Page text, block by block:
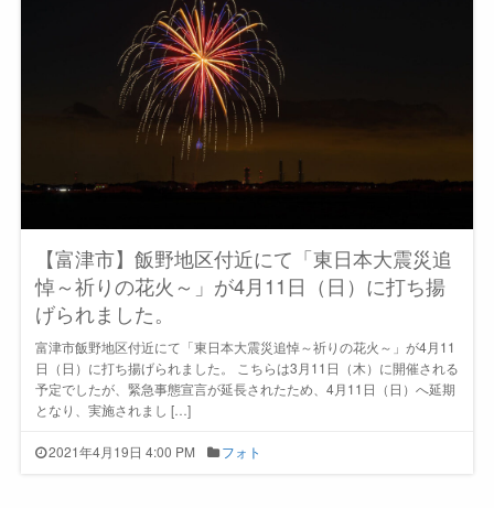
【富津市】飯野地区付近にて「東日本大震災追
悼～祈りの花火～」が4月11日（日）に打ち揚
げられました。
富津市飯野地区付近にて「東日本大震災追悼～祈りの花火～」が4月11
日（日）に打ち揚げられました。 こちらは3月11日（木）に開催される
予定でしたが、緊急事態宣言が延長されたため、4月11日（日）へ延期
となり、実施されまし […]
2021年4月19日 4:00 PM フォト